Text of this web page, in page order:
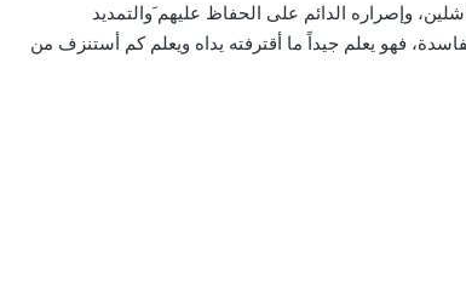
وإصراره الدائم على الحفاظ عليهم َوالتمديد
فهو يعلم جيداً ما أقترفته يداه ويعلم كم أستنزف من